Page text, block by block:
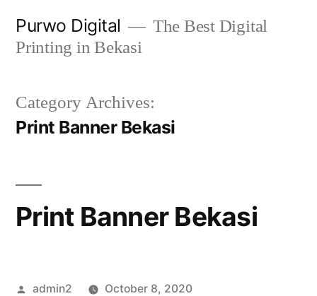
Purwo Digital
The Best Digital
Printing in Bekasi
Category Archives:
Print Banner Bekasi
Print Banner Bekasi
Posted
admin2
October 8, 2020